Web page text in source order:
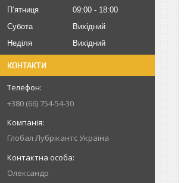
Пʼятниця
09:00
18:00
Субота
Вихідний
Неділя
Вихідний
КОНТАКТИ
+380 (66) 754-54-30
Глобал Лубрікантс Україна
Олександр